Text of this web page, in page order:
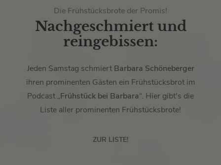
Die Frühstücksbrote der Promis!
Nachgeschmiert und
reingebissen:
Jeden Samstag schmiert Barbara Schöneberger
ihren prominenten Gästen ein Frühstücksbrot im
Podcast „Frühstück bei Barbara“. Hier gibt's die
Liste aller prominenten Frühstücksbrote!
ZUR LISTE!